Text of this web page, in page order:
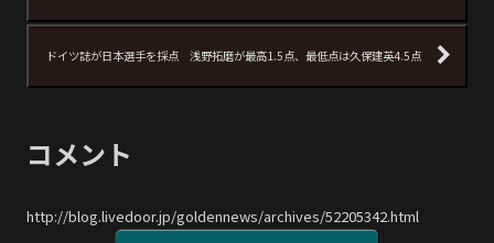
ドイツ誌が日本選手を採点 浅野拓磨が最高1.5点、最低点は久保建英4.5点
コメント
http://blog.livedoor.jp/goldennews/archives/52205342.html